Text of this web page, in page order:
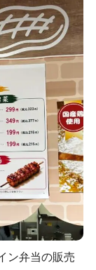
ン弁当の販売